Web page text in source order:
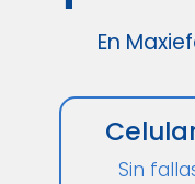
En
Sin